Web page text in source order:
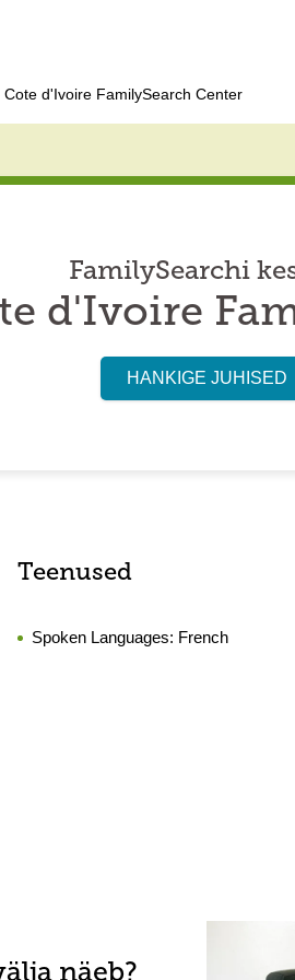
Cote d'Ivoire FamilySearch Center
FamilySearchi
d'Ivoire
HANKIGE JUHISED
Teenused
Spoken Languages: French
näeb?